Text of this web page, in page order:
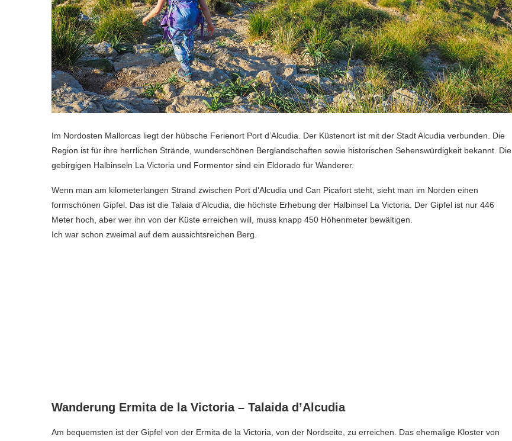
Im Nordosten Mallorcas liegt der hübsche Ferienort Port d’Alcudia. Der Küstenort ist mit der Stadt Alcudia verbunden. Die
Region ist für ihre herrlichen Strände, wunderschönen Berglandschaften sowie historischen Sehenswürdigkeit bekannt. Die
gebirgigen Halbinseln La Victoria und Formentor sind ein Eldorado für Wanderer.
Wenn man am kilometerlangen Strand zwischen Port d’Alcudia und Can Picafort steht, sieht man im Norden einen
formschönen Gipfel. Das ist die Talaia d’Alcudia, die höchste Erhebung der Halbinsel La Victoria. Der Gipfel ist nur 446
Meter hoch, aber wer ihn von der Küste erreichen will, muss knapp 450 Höhenmeter bewältigen.
Ich war schon zweimal auf dem aussichtsreichen Berg.
Wanderung Ermita de la Victoria – Talaida d’Alcudia
Am bequemsten ist der Gipfel von der Ermita de la Victoria, von der Nordseite, zu erreichen. Das ehemalige Kloster von